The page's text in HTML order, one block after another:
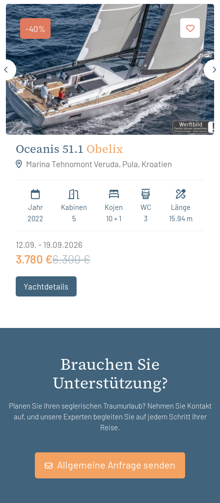
-40%
Oceanis 51.1 Obelix
Marina Tehnomont Veruda, Pula, Kroatien
Jahr
2022
Kabinen
5
Kojen
10 + 1
WC
3
Länge
15.94 m
12.09. - 19.09.2026
3.780 €6.300 €
Yachtdetails
Brauchen Sie
Unterstützung?
Planen Sie Ihren seglerischen Traumurlaub? Nehmen Sie Kontakt
auf, und unsere Experten begleiten Sie auf jedem Schritt Ihrer
Reise.
Allgemeine Anfrage senden